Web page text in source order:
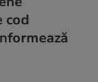
cod